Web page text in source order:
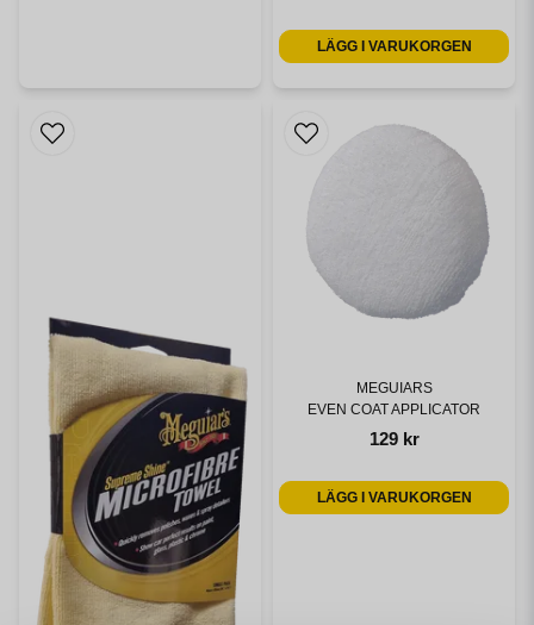
LÄGG I VARUKORGEN
MEGUIARS
EVEN COAT APPLICATOR
129 kr
LÄGG I VARUKORGEN